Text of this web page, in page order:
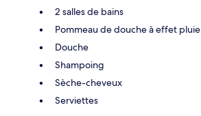
2 salles de bains
Pommeau de douche à effet pluie
Douche
Shampoing
Sèche-cheveux
Serviettes